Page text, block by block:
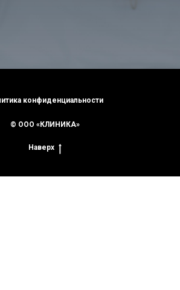
конфиденциальности
© ООО «КЛИНИКА»
Наверх